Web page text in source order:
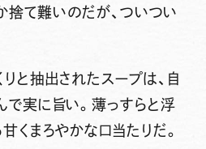
か捨て難いのだが、ついつい
と抽出されたスープは、自
で実に旨い。薄っすらと浮
くまろやかな口当たりだ。